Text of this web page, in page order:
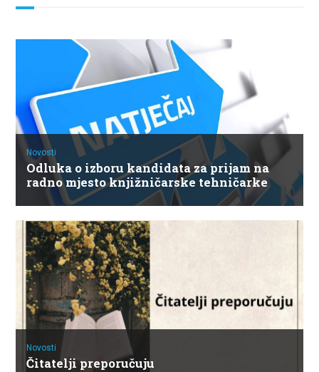
Novosti
Odluka o izboru kandidata za prijam na
radno mjesto knjižničarske tehničarke
Novosti
Čitatelji preporučuju